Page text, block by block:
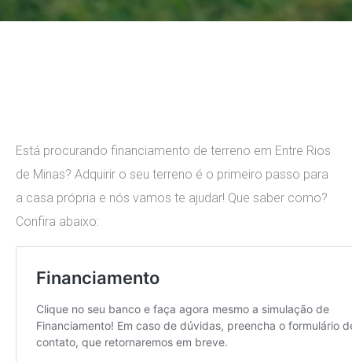
Está procurando financiamento de terreno em Entre Rios
de Minas? ​Adquirir o seu terreno é o primeiro passo para
a casa própria e nós vamos te ajudar! Que saber como?
Confira abaixo: